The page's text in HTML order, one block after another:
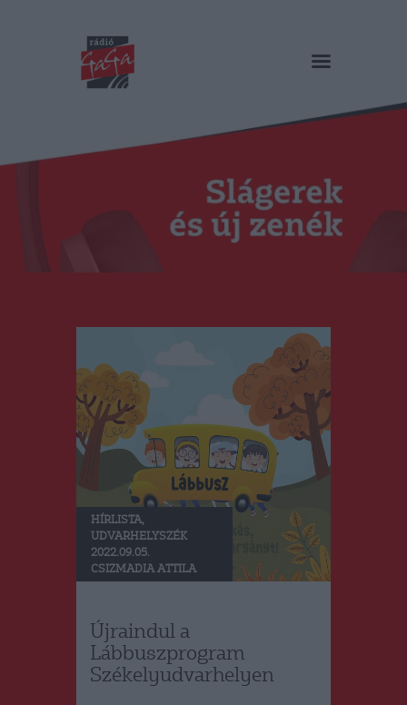
RÁDIÓ GAGA
Műsorok
Duma Duba
Podcast és videók
Stáb
RO
HÍRLISTA,
UDVARHELYSZÉK
2022.09.05.
CSIZMADIA ATTILA
Újraindul a
Lábbuszprogram
Székelyudvarhelyen